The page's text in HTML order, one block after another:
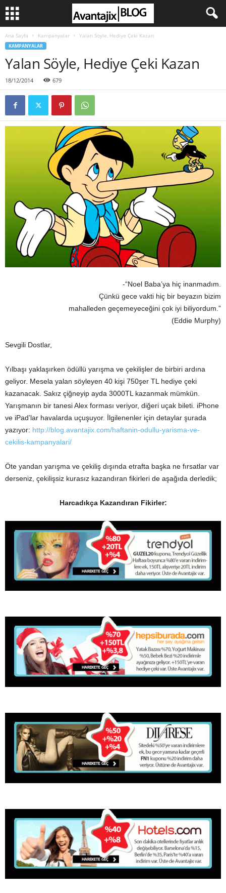
Ana Sayfa Kampanyalar Yalan Söyle, Hediye Çeki Kazan
KAMPANYALAR
Yalan Söyle, Hediye Çeki Kazan
18/12/2014 679
-“Noel Baba’ya hiç inanmadım.
Çünkü gece vakti hiç bir beyazın bizim
mahalleden geçemeyeceğini çok iyi biliyordum.”
(Eddie Murphy)
Sevgili Dostlar,
Yılbaşı yaklaşırken ödüllü yarışma ve çekilişler de birbiri ardına
geliyor. Mesela yalan söyleyen 40 kişi 750şer TL hediye çeki
kazanacak. Sakız çiğneyip ayda 3000TL kazanmak mümkün.
Yarışmanın bir tanesi Alex forması veriyor, diğeri uçak bileti. iPhone
ve iPad’lar havalarda uçuşuyor. İlgilenenler için detaylar şurada
yazıyor: http://blog.avantajix.com/haftanin-odullu-yarisma-ve-
cekilis-kampanyalari/
Öte yandan yarışma ve çekiliş dışında etrafta başka ne fırsatlar var
derseniz, çekilişsiz kurasız kazandıran fikirleri de aşağıda derledik;
Harcadıkça Kazandıran Fikirler: